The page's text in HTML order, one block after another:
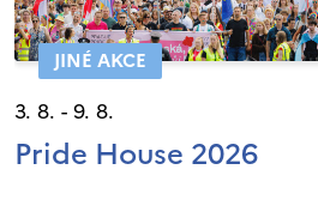
JINÉ AKCE
3. 8. - 9. 8.
Pride House 2026